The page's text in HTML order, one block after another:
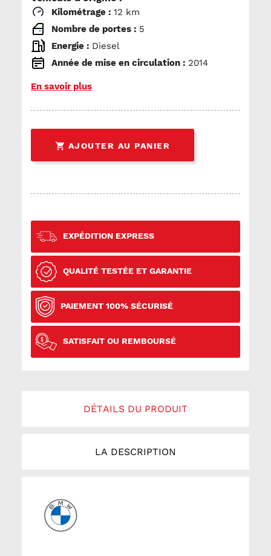
Kilométrage : 12 km
Nombre de portes : 5
Energie : Diesel
Année de mise en circulation : 2014
En savoir plus
 AJOUTER AU PANIER
EXPÉDITION EXPRESS
QUALITÉ TESTÉE ET GARANTIE
PAIEMENT 100% SÉCURISÉ
SATISFAIT OU REMBOURSÉ
DÉTAILS DU PRODUIT
LA DESCRIPTION